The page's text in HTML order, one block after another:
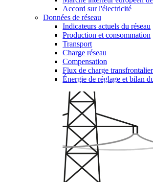
Accord sur l'électricité
Données de réseau
Indicateurs actuels du réseau
Production et consommation
Transport
Charge réseau
Compensation
Flux de charge
Énergie de réglage et bilan